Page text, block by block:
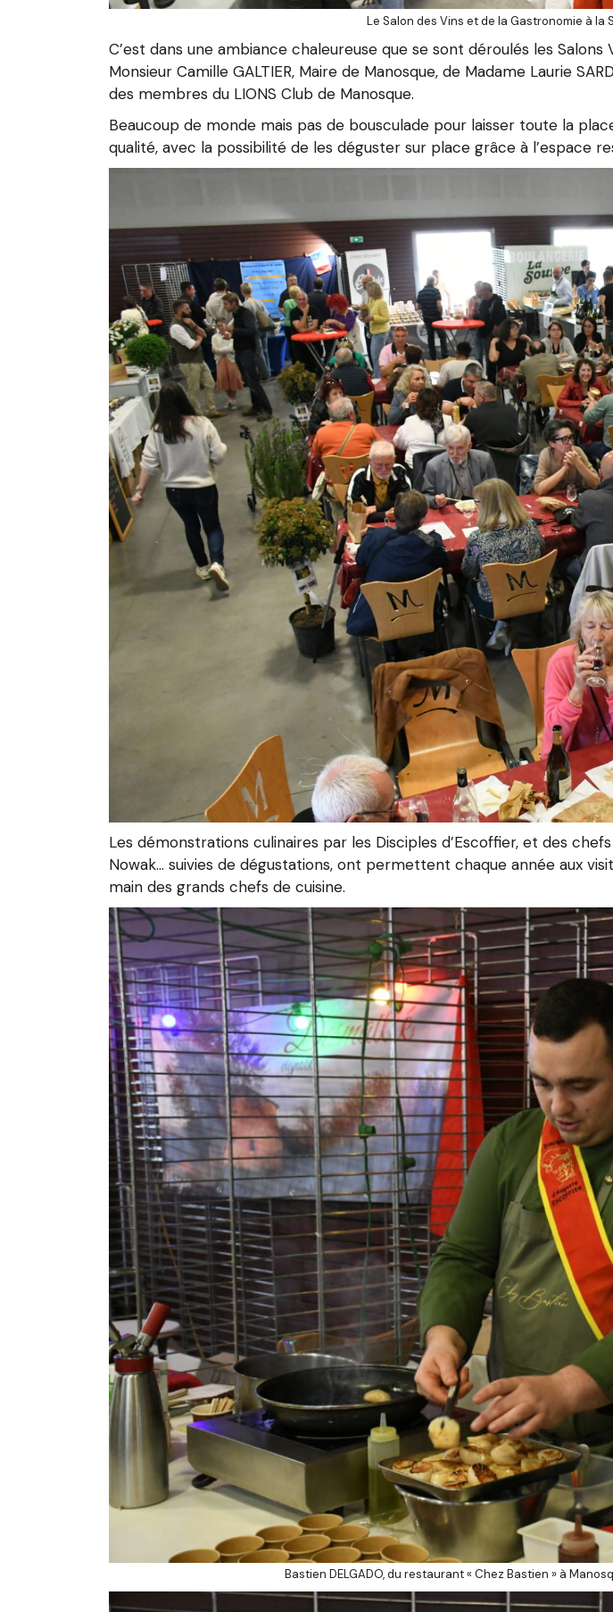
Le Salon des Vins et de la Gastronomie à la
C’est dans une ambiance chaleureuse que se sont déroulés les
Monsieur Camille GALTIER, Maire de Manosque, de Madame Laurie
des membres du LIONS Club de Manosque.
Beaucoup de monde mais pas de bousculade pour laisser toute la
qualité, avec la possibilité de les déguster sur place grâce à l’espace
Les démonstrations culinaires par les Disciples d’Escoffier, et des
Nowak… suivies de dégustations, ont permettent chaque année aux
main des grands chefs de cuisine.
Bastien DELGADO, du restaurant « Chez Bastien » à